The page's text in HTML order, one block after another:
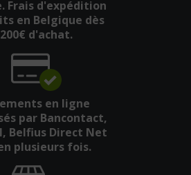
Frais d'expédition
en Belgique dès
200€ d'achat.
en ligne
par Bancontact,
Belfius Direct Net
plusieurs fois.